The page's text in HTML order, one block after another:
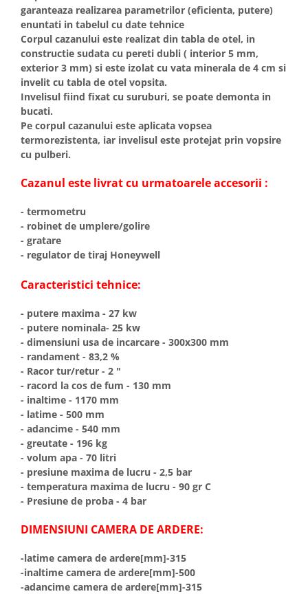
Incalzire clasica in pardoseala
Teava incalzire pardoseala
PLACA NUTURI/TACKER
Grupuri de pompare si amestec
Distribuitoare
Cutii distribuitor
Automatizare
Banda perimetrala
Accesorii
Pachete incalzire in pardoseala
Pompe de caldura
Termostate de Ambient
Panouri fotovoltaice
Invertoare
Panouri fotovoltaice
Seturi de Dus
Baterii sanitare
Rigole baie: Rigola de scurgere
pentru dus
Vase wc, capace si rezervoare
Racorduri flexibile de apa
Racorduri flexibile apa
Racord flexibil monocomanda din
inox
Racord flexibil din inox
Racord flexibil monocomanda cu
invelis din cauciuc
cauciuc
Accesorii baie
Perdele Dus
garanteaza realizarea parametrilor (eficienta, putere)
enuntati in tabelul cu date tehnice
Corpul cazanului este realizat din tabla de otel, in
constructie sudata cu pereti dubli ( interior 5 mm,
exterior 3 mm) si este izolat cu vata minerala de 4 cm si
invelit cu tabla de otel vopsita.
Invelisul fiind fixat cu suruburi, se poate demonta in
bucati.
Pe corpul cazanului este aplicata vopsea
termorezistenta, iar invelisul este protejat prin vopsire
cu pulberi.
Cazanul este livrat cu urmatoarele accesorii :
- termometru
- robinet de umplere/golire
- gratare
- regulator de tiraj Honeywell
Caracteristici tehnice:
- putere maxima - 27 kw
- putere nominala- 25 kw
- dimensiuni usa de incarcare - 300x300 mm
- randament - 83,2 %
- Racor tur/retur - 2 "
- racord la cos de fum - 130 mm
- inaltime - 1170 mm
- latime - 500 mm
- adancime - 540 mm
- greutate - 196 kg
- volum apa - 70 litri
- presiune maxima de lucru - 2,5 bar
- temperatura maxima de lucru - 90 gr C
- Presiune de proba - 4 bar
DIMENSIUNI CAMERA DE ARDERE:
-latime camera de ardere[mm]-315
-inaltime camera de ardere[mm]-500
-adancime camera de ardere[mm]-315